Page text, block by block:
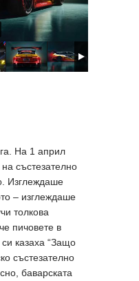
На 1 април
състезателно
Изглеждаше
– изглеждаше
толкова
пичовете в
казаха “Защо
състезателно
баварската